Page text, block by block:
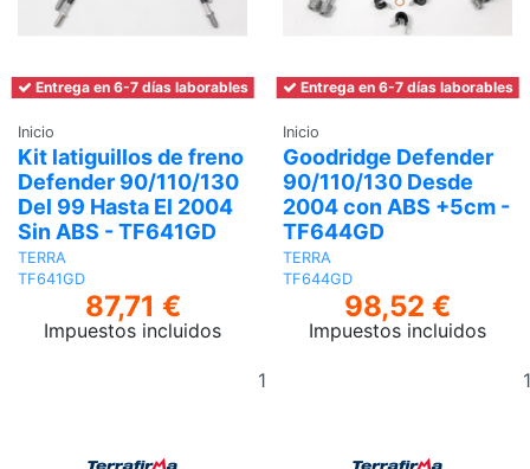
Entrega en 6-7 días laborables
Inicio
Kit latiguillos de freno
Defender 90/110/130
Del 99 Hasta El 2004
Sin ABS - TF641GD
TERRA
TF641GD
87,71 €
Impuestos incluidos
Entrega en 6-7 días laborables
Inicio
Goodridge Defender
90/110/130 Desde
2004 con ABS +5cm -
TF644GD
TERRA
TF644GD
98,52 €
Impuestos incluidos